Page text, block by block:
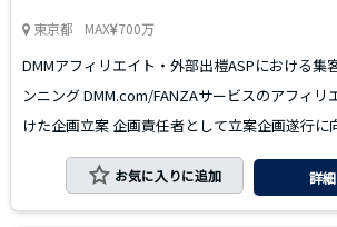
東京都 MAX 700万
DMMアフィリエイト・外部出榿ASPにおける集
ンニング DMM.com/FANZAサービスのアフィリ
けた企画立案 企画責任者として立案企画遂行に
お気に入りに追加 詳